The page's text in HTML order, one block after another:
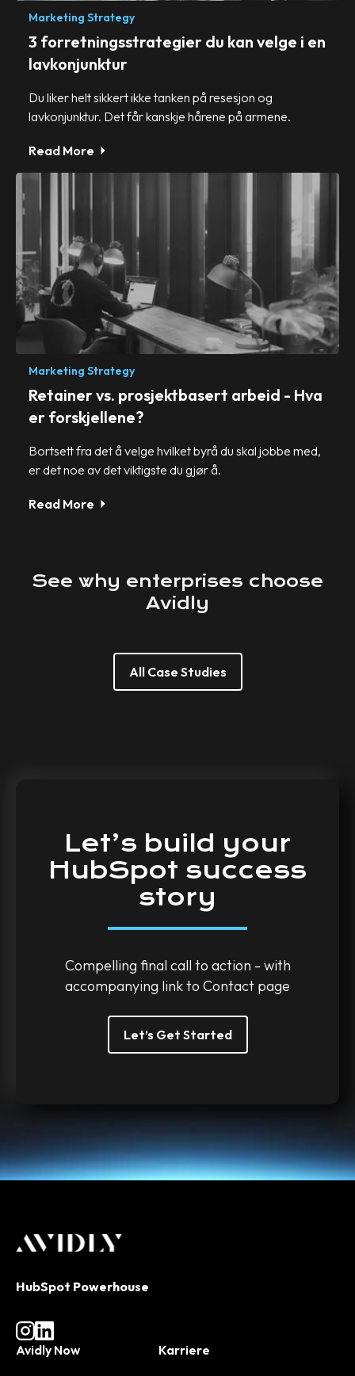
Marketing Strategy
3 forretningsstrategier du kan velge i en
lavkonjunktur
Du liker helt sikkert ikke tanken på resesjon og
lavkonjunktur. Det får kanskje hårene på armene.
Read More
Marketing Strategy
Retainer vs. prosjektbasert arbeid - Hva
er forskjellene?
Bortsett fra det å velge hvilket byrå du skal jobbe med,
er det noe av det viktigste du gjør å.
Read More
See why enterprises choose
Avidly
All Case Studies
Let’s build your
HubSpot success
story
Compelling final call to action - with
accompanying link to Contact page
Let’s Get Started
HubSpot Powerhouse
Avidly Now Karriere